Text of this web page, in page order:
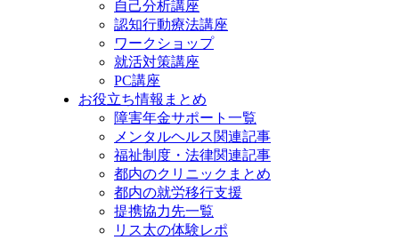
自己分析講座
認知行動療法講座
ワークショップ
就活対策講座
PC講座
お役立ち情報まとめ
障害年金サポート一覧
メンタルヘルス関連記事
福祉制度・法律関連記事
都内のクリニックまとめ
都内の就労移行支援
提携協力先一覧
リス太の体験レポ